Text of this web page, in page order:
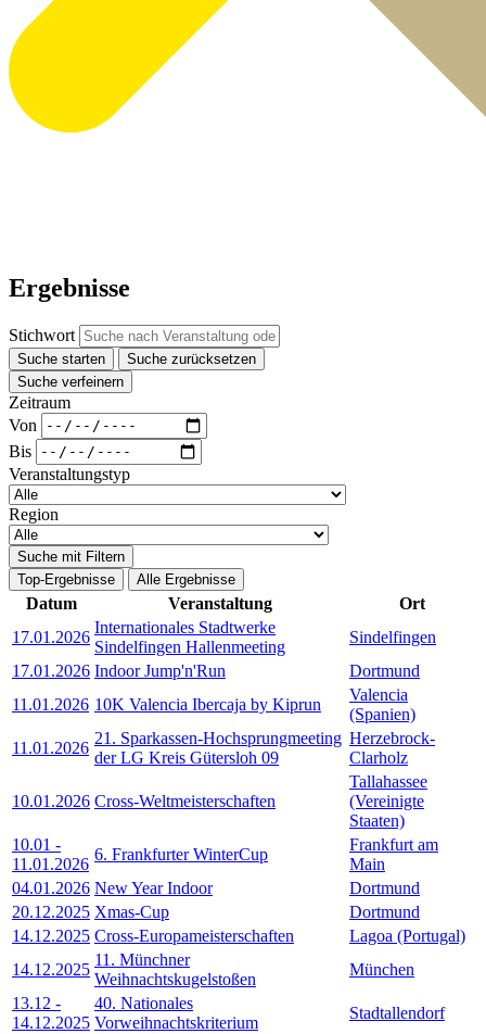
Ergebnisse
Stichwort
Suche starten
Suche zurücksetzen
Suche verfeinern
Zeitraum
Von
Bis
Veranstaltungstyp
Region
Suche mit Filtern
Top-Ergebnisse
Alle Ergebnisse
Datum Veranstaltung
Ort
17.01.2026
Internationales Stadtwerke
Sindelfingen Hallenmeeting
Sindelfingen
17.01.2026 Indoor Jump'n'Run
Dortmund
11.01.2026 10K Valencia Ibercaja by Kiprun
Valencia
(Spanien)
11.01.2026
21. Sparkassen-Hochsprungmeeting
der LG Kreis Gütersloh 09
Herzebrock-
Clarholz
10.01.2026 Cross-Weltmeisterschaften
Tallahassee
(Vereinigte
Staaten)
10.01 -
11.01.2026
6. Frankfurter WinterCup
Frankfurt am
Main
04.01.2026 New Year Indoor
Dortmund
20.12.2025 Xmas-Cup
Dortmund
14.12.2025 Cross-Europameisterschaften
Lagoa (Portugal)
14.12.2025
11. Münchner
Weihnachtskugelstoßen
München
13.12 -
14.12.2025
40. Nationales
Vorweihnachtskriterium
Stadtallendorf